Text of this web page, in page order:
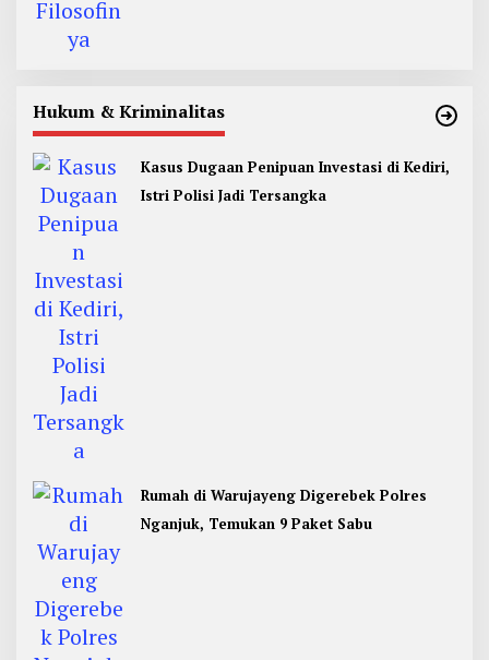
Hukum & Kriminalitas
Kasus Dugaan Penipuan Investasi di Kediri,
Istri Polisi Jadi Tersangka
Rumah di Warujayeng Digerebek Polres
Nganjuk, Temukan 9 Paket Sabu